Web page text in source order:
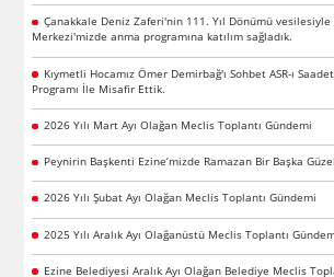
Çanakkale Deniz Zaferi'nin 111. Yıl Dönümü
Merkezi'mizde anma programına katılım sağladık.
Kıymetli Hocamız Ömer Demirbağ'ı Sohbet ASR-ı
Programı İle Misafir Ettik.
2026 Yılı Mart Ayı Olağan Meclis Toplantı Gündemi
Peynirin Başkenti Ezine’mizde Ramazan Bir Başka
2026 Yılı Şubat Ayı Olağan Meclis Toplantı Gündemi
2025 Yılı Aralık Ayı Olağanüstü Meclis Toplantı
Ezine Belediyesi Aralık Ayı Olağan Belediye Meclis